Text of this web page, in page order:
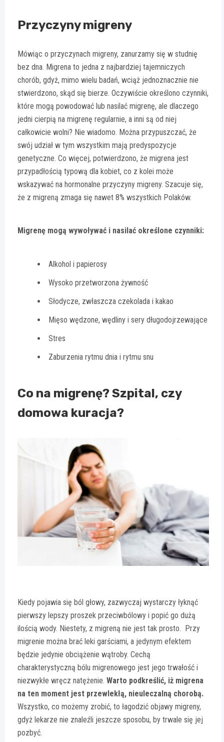
Przyczyny migreny
Mówiąc o przyczynach migreny, zanurzamy się w studnię
bez dna. Migrena to jedna z najbardziej tajemniczych
chorób, gdyż, mimo wielu badań, wciąż jednoznacznie nie
stwierdzono, skąd się bierze. Oczywiście określono czynniki,
które mogą powodować lub nasilać migrenę, ale dlaczego
jedni cierpią na migrenę regularnie, a inni są od niej
całkowicie wolni? Nie wiadomo. Można przypuszczać, że
swój udział w tym wszystkim mają predyspozycje
genetyczne. Co więcej, potwierdzono, że migrena jest
przypadłością typową dla kobiet, co z kolei może
wskazywać na hormonalne przyczyny migreny. Szacuje się,
że z migreną zmaga się nawet 8% wszystkich Polaków.
Migrenę mogą wywoływać i nasilać określone czynniki:
Alkohol i papierosy
Wysoko przetworzona żywność
Słodycze, zwłaszcza czekolada i kakao
Mięso wędzone, wędliny i sery długodojrzewające
Stres
Zaburzenia rytmu dnia i rytmu snu
Co na migrenę? Szpital, czy
domowa kuracja?
Kiedy pojawia się ból głowy, zazwyczaj wystarczy łyknąć
pierwszy lepszy proszek przeciwbólowy i popić go dużą
ilością wody. Niestety, z migreną nie jest tak prosto. Przy
migrenie można brać leki garściami, a jedynym efektem
będzie jedynie obciążenie wątroby. Cechą
charakterystyczną bólu migrenowego jest jego trwałość i
niezwykłe wręcz natężenie. Warto podkreślić, iż migrena
na ten moment jest przewlekłą, nieuleczalną chorobą.
Wszystko, co możemy zrobić, to łagodzić objawy migreny,
gdyż lekarze nie znaleźli jeszcze sposobu, by trwale się jej
pozbyć.